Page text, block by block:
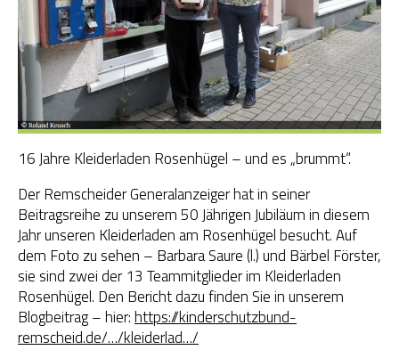
OGS Heinrich-Neumann-Schule
Fit für Kids – Elternkurse
Kinder im Blick – Elternkurse
Wohngemeinschaft
Kleiderläden
16 Jahre Kleiderladen Rosenhügel – und es „brummt“.
Der Remscheider Generalanzeiger hat in seiner
Beitragsreihe zu unserem 50 Jährigen Jubiläum in diesem
Jahr unseren Kleiderladen am Rosenhügel besucht. Auf
dem Foto zu sehen – Barbara Saure (l.) und Bärbel Förster,
sie sind zwei der 13 Teammitglieder im Kleiderladen
Rosenhügel. Den Bericht dazu finden Sie in unserem
Blogbeitrag – hier:https://kinderschutzbund-
remscheid.de/…/kleiderlad…/